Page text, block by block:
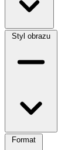
Styl obrazu
Format